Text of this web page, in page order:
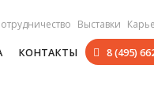
Выставки
КОНТАКТЫ 8 (495)